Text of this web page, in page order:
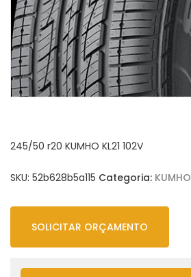
245/50 r20 KUMHO KL21 102V
SKU: 52b628b5a115 Categoria: KUMHO
SOLICITAR ORÇAMENTO